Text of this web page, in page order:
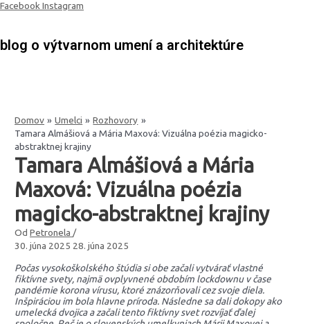
Preskočiť
Facebook Instagram
blog o výtvarnom umení a architektúre
Domov Umelci
Rozhovory
Tamara Almášiová a Mária Maxová: Vizuálna poézia magicko-
abstraktnej krajiny
Tamara Almášiová a Mária
Maxová: Vizuálna poézia
magicko-abstraktnej krajiny
Od Petronela /
30. júna 2025 28. júna 2025
Počas vysokoškolského štúdia si obe začali vytvárať vlastné
fiktívne svety, najmä ovplyvnené obdobím lockdownu v čase
pandémie korona vírusu, ktoré znázorňovali cez svoje diela.
Inšpiráciou im bola hlavne príroda. Následne sa dali dokopy ako
umelecká dvojica a začali tento fiktívny svet rozvíjať ďalej